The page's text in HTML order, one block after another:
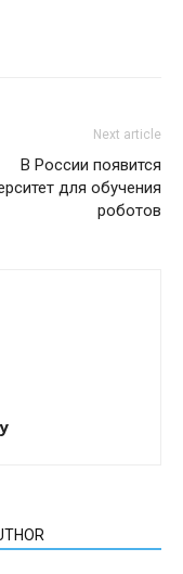
Next article
В России появится
для обучения
роботов